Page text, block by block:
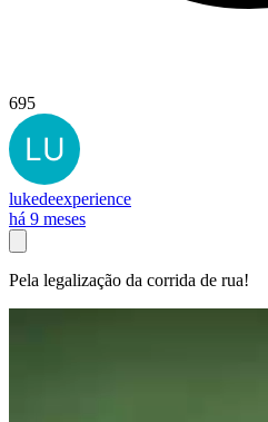
695
lukedeexperience
há 9 meses
Pela legalização da corrida de rua!